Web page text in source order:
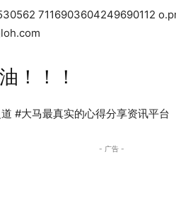
！！！
#大马最真实的心得分享资讯平台
- 广告 -